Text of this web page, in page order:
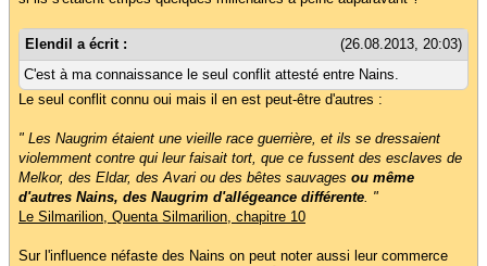
(26.08.2013, 20:03)
Elendil a écrit :
C'est à ma connaissance le seul conflit attesté entre Nains.
Le seul conflit connu oui mais il en est peut-être d'autres :
" Les Naugrim étaient une vieille race guerrière, et ils se dressaient
violemment contre qui leur faisait tort, que ce fussent des esclaves de
Melkor, des Eldar, des Avari ou des bêtes sauvages ou même
d'autres Nains, des Naugrim d'allégeance différente. "
Le Silmarilion, Quenta Silmarilion, chapitre 10
Sur l'influence néfaste des Nains on peut noter aussi leur commerce